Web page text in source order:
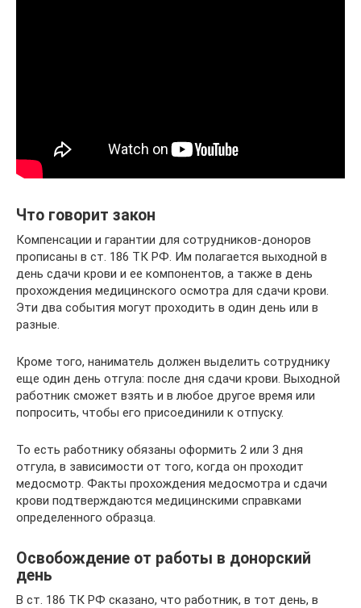
Что говорит закон
Компенсации и гарантии для сотрудников-доноров
прописаны в ст. 186 ТК РФ. Им полагается выходной в
день сдачи крови и ее компонентов, а также в день
прохождения медицинского осмотра для сдачи крови.
Эти два события могут проходить в один день или в
разные.
Кроме того, наниматель должен выделить сотруднику
еще один день отгула: после дня сдачи крови. Выходной
работник сможет взять и в любое другое время или
попросить, чтобы его присоединили к отпуску.
То есть работнику обязаны оформить 2 или 3 дня
отгула, в зависимости от того, когда он проходит
медосмотр. Факты прохождения медосмотра и сдачи
крови подтверждаются медицинскими справками
определенного образца.
Освобождение от работы в донорский
день
В ст. 186 ТК РФ сказано, что работник, в тот день, в